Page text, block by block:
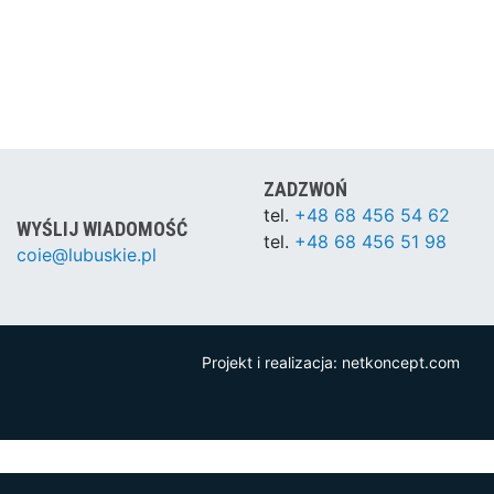
WYŚLIJ WIADOMOŚĆ
coie@lubuskie.pl
ZADZWOŃ
tel. +48 68 456 54 62
tel. +48 68 456 51 98
Projekt i realizacja: netkoncept.com